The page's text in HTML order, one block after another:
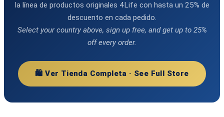
la línea de productos originales 4Life con hasta un 25% de
descuento en cada pedido.
Select your country above, sign up free, and get up to 25%
off every order.
🛍️ Ver Tienda Completa · See Full Store